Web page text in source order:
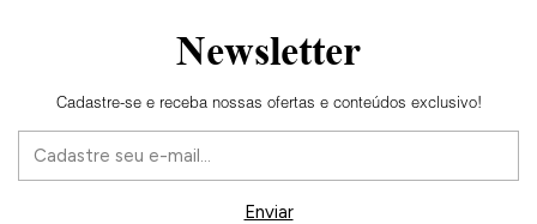
Newsletter
Cadastre-se e receba nossas ofertas e conteúdos exclusivo!